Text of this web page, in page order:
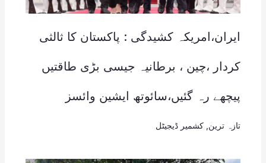
ایران،امریکہ کشیدگی : پاکستان کا ثالثی
کردار ،چین ، برطانیہ جیسی بڑی طاقتیں
پیچھے رہ گئیں،سائوتھ ایشین وائسز
تازہ ترین کشمیر ڈیجیٹل